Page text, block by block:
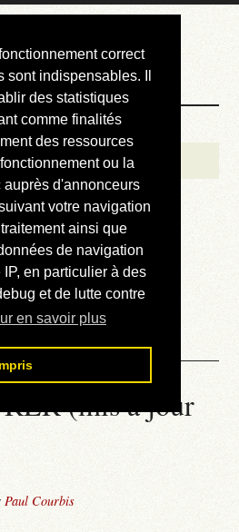
correct
indispensables. Il
des statistiques
comme finalités
des ressources
ou la
d'annonceurs
votre navigation
ainsi que
de navigation
IP, en particulier à des
et de lutte contre
en savoir plus
»
(mis à jour
Paul Courbis